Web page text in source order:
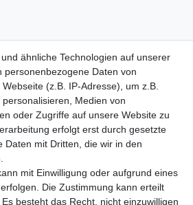
(Kurzheck, 4/5-Türer)
ähnliche Technologien auf unserer
personenbezogene Daten von
(z.B. IP-Adresse), um z.B.
Medien von
oder Zugriffe auf unsere Website zu
erfolgt erst durch gesetzte
Daten mit Dritten, die wir in den
mit Einwilligung oder aufgrund eines
Die Zustimmung kann erteilt
besteht das Recht, nicht einzuwilligen